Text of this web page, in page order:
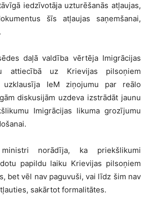
iedzīvotāja uzturēšanās atļaujas,
šīs atļaujas saņemšanai,
daļā valdība vērtēja Imigrācijas
attiecībā uz Krievijas pilsoņiem
uzklausīja IeM ziņojumu par reālo
diskusijām uzdeva izstrādāt jaunu
Imigrācijas likuma grozījumu
norādīja, ka priekšlikumi
papildu laiku Krievijas pilsoņiem
bet vēl nav paguvuši, vai līdz šim nav
sakārtot formalitātes.